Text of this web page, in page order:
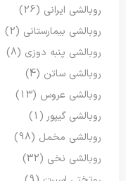
روبالشی ایرانی (26)
روبالشی بیمارستانی (2)
روبالشی پنبه دوزی (8)
روبالشی ساتن (4)
روبالشی عروس (13)
روبالشی گیپور (1)
روبالشی مخمل (98)
روبالشی نخی (32)